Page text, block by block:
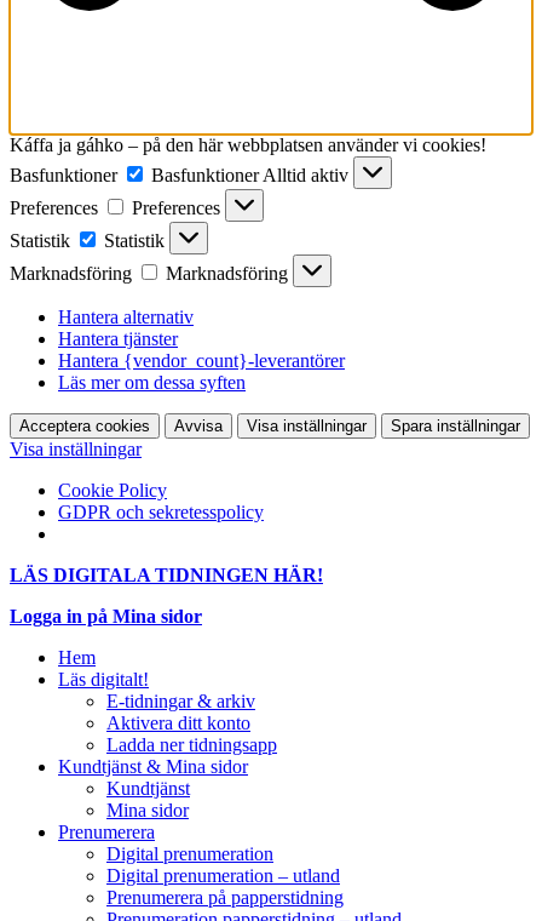
Káffa ja gáhko – på den här webbplatsen använder vi cookies!
Basfunktioner
Basfunktioner Alltid aktiv
Preferences
Preferences
Statistik
Statistik
Marknadsföring
Marknadsföring
Hantera alternativ
Hantera tjänster
Hantera {vendor_count}-leverantörer
Läs mer om dessa syften
Acceptera cookies Avvisa Visa inställningar Spara inställningar
Visa inställningar
Cookie Policy
GDPR och sekretesspolicy
LÄS DIGITALA TIDNINGEN HÄR!
Logga in på Mina sidor
Hem
Läs digitalt!
E-tidningar & arkiv
Aktivera ditt konto
Ladda ner tidningsapp
Kundtjänst & Mina sidor
Kundtjänst
Mina sidor
Prenumerera
Digital prenumeration
Digital prenumeration – utland
Prenumerera på papperstidning